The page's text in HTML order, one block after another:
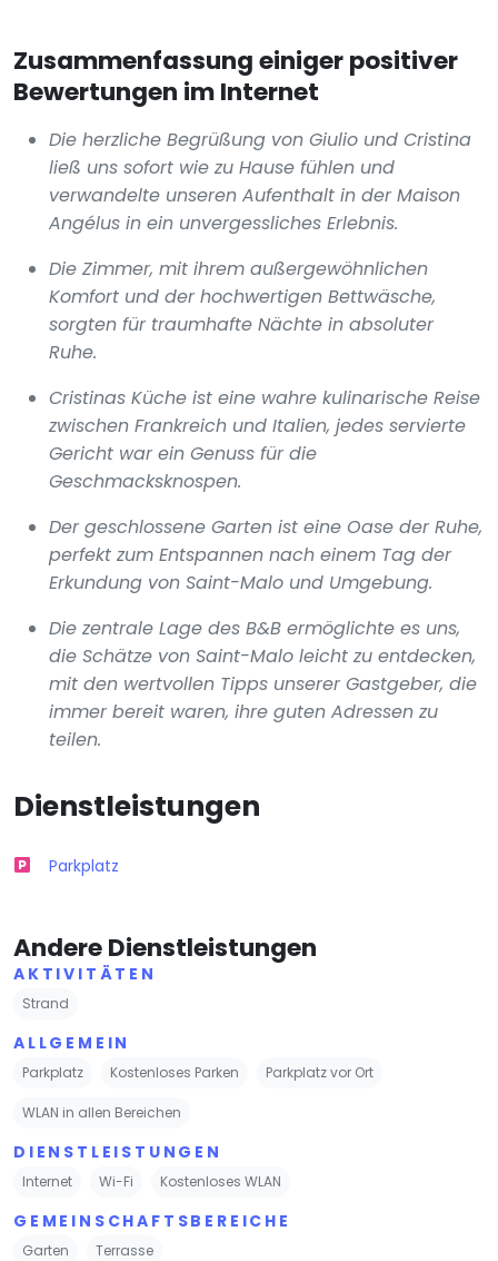
Zusammenfassung einiger positiver
Bewertungen im Internet
Die herzliche Begrüßung von Giulio und Cristina
ließ uns sofort wie zu Hause fühlen und
verwandelte unseren Aufenthalt in der Maison
Angélus in ein unvergessliches Erlebnis.
Die Zimmer, mit ihrem außergewöhnlichen
Komfort und der hochwertigen Bettwäsche,
sorgten für traumhafte Nächte in absoluter
Ruhe.
Cristinas Küche ist eine wahre kulinarische Reise
zwischen Frankreich und Italien, jedes servierte
Gericht war ein Genuss für die
Geschmacksknospen.
Der geschlossene Garten ist eine Oase der Ruhe,
perfekt zum Entspannen nach einem Tag der
Erkundung von Saint-Malo und Umgebung.
Die zentrale Lage des B&B ermöglichte es uns,
die Schätze von Saint-Malo leicht zu entdecken,
mit den wertvollen Tipps unserer Gastgeber, die
immer bereit waren, ihre guten Adressen zu
teilen.
Dienstleistungen
Parkplatz
Andere Dienstleistungen
AKTIVITÄTEN
Strand
ALLGEMEIN
Parkplatz Kostenloses Parken Parkplatz vor Ort
WLAN in allen Bereichen
DIENSTLEISTUNGEN
Internet Wi-Fi Kostenloses WLAN
GEMEINSCHAFTSBEREICHE
Garten Terrasse